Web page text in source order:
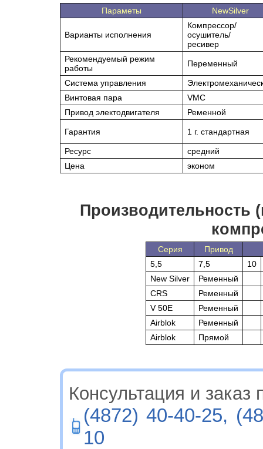
Параметы NewSilver
Варианты исполнения
Компрессор/
осушитель/
ресивер
Рекомендуемый режим
работы
Переменный
Система управления
Винтовая пара
VMC
Привод электодвигателя
Ременной
Гарантия 1 г. стандартная
Ресурс
средний
Цена
эконом
Производительность
Серия
Привод
5,5
7,5
10
New Silver
Ременный
CRS
Ременный
V 50E
Ременный
Airblok
Ременный
Airblok
Прямой
Консультация и заказ
(4872) 40-40-25,
10